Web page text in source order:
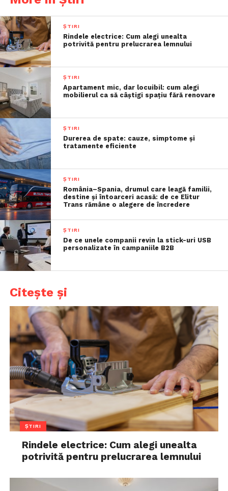
ȘTIRI
Rindele electrice: Cum alegi unealta
potrivită pentru prelucrarea lemnului
ȘTIRI
Apartament mic, dar locuibil: cum alegi
mobilierul ca să câștigi spațiu fără renovare
ȘTIRI
Durerea de spate: cauze, simptome și
tratamente eficiente
ȘTIRI
România–Spania, drumul care leagă familii,
destine și întoarceri acasă: de ce Elitur
Trans rămâne o alegere de încredere
ȘTIRI
De ce unele companii revin la stick-uri USB
personalizate în campaniile B2B
Citește și
ȘTIRI
Rindele electrice: Cum alegi unealta
potrivită pentru prelucrarea lemnului